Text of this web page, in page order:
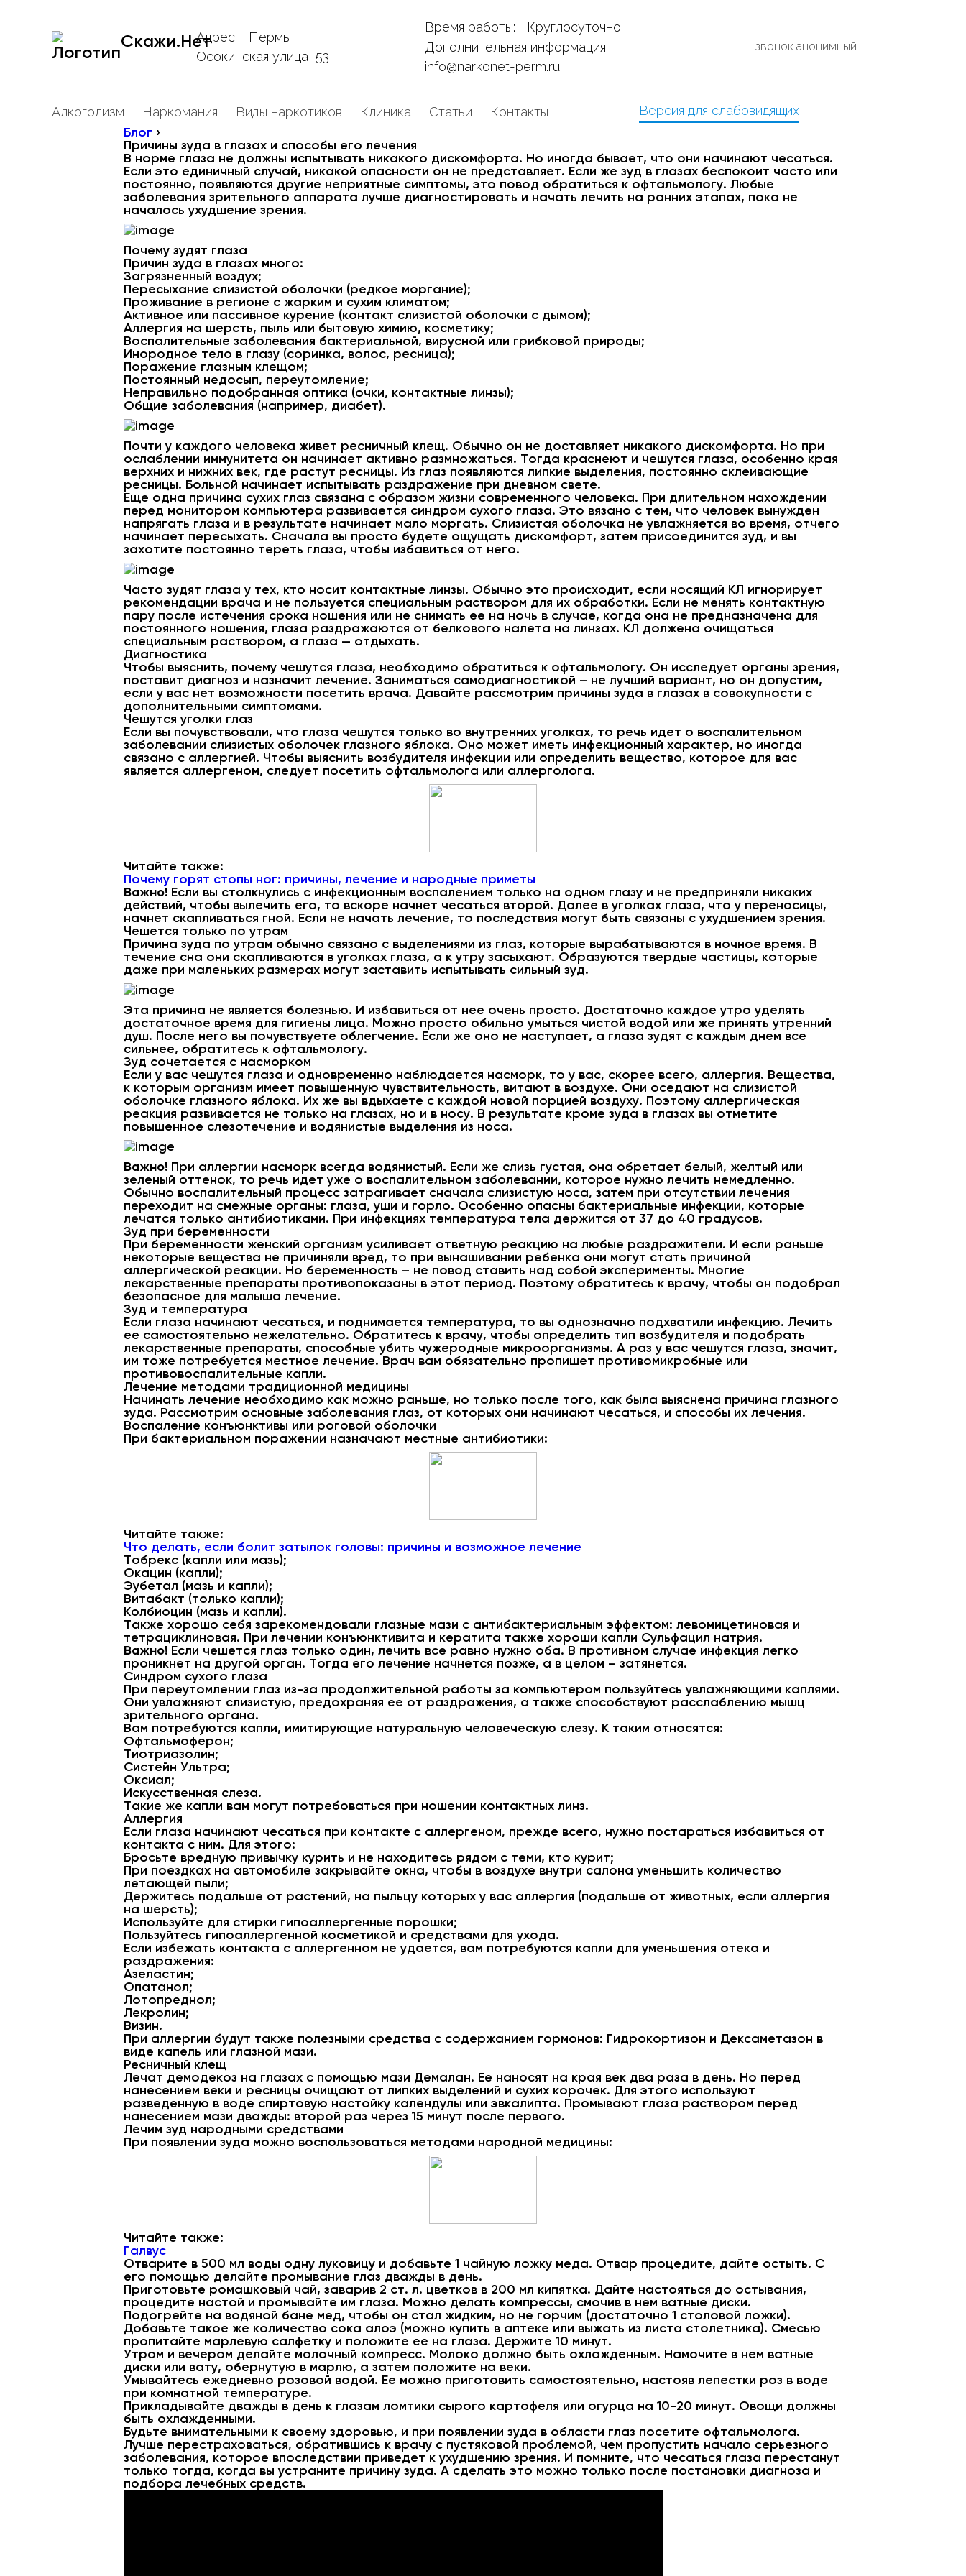
Скажи.НетАдрес:
Пермь
Осокинская улица, 53
Время работы:
Круглосуточно
Дополнительная информация:
info@narkonet-perm.ru
звонок анонимный
Алкоголизм Наркомания Виды наркотиков Клиника Статьи Контакты Версия для слабовидящих
Блог ›
Причины зуда в глазах и способы его лечения
В норме глаза не должны испытывать никакого дискомфорта. Но иногда бывает, что они начинают чесаться.
Если это единичный случай, никакой опасности он не представляет. Если же зуд в глазах беспокоит часто или
постоянно, появляются другие неприятные симптомы, это повод обратиться к офтальмологу. Любые
заболевания зрительного аппарата лучше диагностировать и начать лечить на ранних этапах, пока не
началось ухудшение зрения.
Почему зудят глаза
Причин зуда в глазах много:
Загрязненный воздух;
Пересыхание слизистой оболочки (редкое моргание);
Проживание в регионе с жарким и сухим климатом;
Активное или пассивное курение (контакт слизистой оболочки с дымом);
Аллергия на шерсть, пыль или бытовую химию, косметику;
Воспалительные заболевания бактериальной, вирусной или грибковой природы;
Инородное тело в глазу (соринка, волос, ресница);
Поражение глазным клещом;
Постоянный недосып, переутомление;
Неправильно подобранная оптика (очки, контактные линзы);
Общие заболевания (например, диабет).
Почти у каждого человека живет ресничный клещ. Обычно он не доставляет никакого дискомфорта. Но при
ослаблении иммунитета он начинает активно размножаться. Тогда краснеют и чешутся глаза, особенно края
верхних и нижних век, где растут ресницы. Из глаз появляются липкие выделения, постоянно склеивающие
ресницы. Больной начинает испытывать раздражение при дневном свете.
Еще одна причина сухих глаз связана с образом жизни современного человека. При длительном нахождении
перед монитором компьютера развивается синдром сухого глаза. Это вязано с тем, что человек вынужден
напрягать глаза и в результате начинает мало моргать. Слизистая оболочка не увлажняется во время, отчего
начинает пересыхать. Сначала вы просто будете ощущать дискомфорт, затем присоединится зуд, и вы
захотите постоянно тереть глаза, чтобы избавиться от него.
Часто зудят глаза у тех, кто носит контактные линзы. Обычно это происходит, если носящий КЛ игнорирует
рекомендации врача и не пользуется специальным раствором для их обработки. Если не менять контактную
пару после истечения срока ношения или не снимать ее на ночь в случае, когда она не предназначена для
постоянного ношения, глаза раздражаются от белкового налета на линзах. КЛ должена очищаться
специальным раствором, а глаза — отдыхать.
Диагностика
Чтобы выяснить, почему чешутся глаза, необходимо обратиться к офтальмологу. Он исследует органы зрения,
поставит диагноз и назначит лечение. Заниматься самодиагностикой – не лучший вариант, но он допустим,
если у вас нет возможности посетить врача. Давайте рассмотрим причины зуда в глазах в совокупности с
дополнительными симптомами.
Чешутся уголки глаз
Если вы почувствовали, что глаза чешутся только во внутренних уголках, то речь идет о воспалительном
заболевании слизистых оболочек глазного яблока. Оно может иметь инфекционный характер, но иногда
связано с аллергией. Чтобы выяснить возбудителя инфекции или определить вещество, которое для вас
является аллергеном, следует посетить офтальмолога или аллерголога.
Читайте также:
Почему горят стопы ног: причины, лечение и народные приметы
Важно! Если вы столкнулись с инфекционным воспалением только на одном глазу и не предприняли никаких
действий, чтобы вылечить его, то вскоре начнет чесаться второй. Далее в уголках глаза, что у переносицы,
начнет скапливаться гной. Если не начать лечение, то последствия могут быть связаны с ухудшением зрения.
Чешется только по утрам
Причина зуда по утрам обычно связано с выделениями из глаз, которые вырабатываются в ночное время. В
течение сна они скапливаются в уголках глаза, а к утру засыхают. Образуются твердые частицы, которые
даже при маленьких размерах могут заставить испытывать сильный зуд.
Эта причина не является болезнью. И избавиться от нее очень просто. Достаточно каждое утро уделять
достаточное время для гигиены лица. Можно просто обильно умыться чистой водой или же принять утренний
душ. После него вы почувствуете облегчение. Если же оно не наступает, а глаза зудят с каждым днем все
сильнее, обратитесь к офтальмологу.
Зуд сочетается с насморком
Если у вас чешутся глаза и одновременно наблюдается насморк, то у вас, скорее всего, аллергия. Вещества,
к которым организм имеет повышенную чувствительность, витают в воздухе. Они оседают на слизистой
оболочке глазного яблока. Их же вы вдыхаете с каждой новой порцией воздуху. Поэтому аллергическая
реакция развивается не только на глазах, но и в носу. В результате кроме зуда в глазах вы отметите
повышенное слезотечение и водянистые выделения из носа.
Важно! При аллергии насморк всегда водянистый. Если же слизь густая, она обретает белый, желтый или
зеленый оттенок, то речь идет уже о воспалительном заболевании, которое нужно лечить немедленно.
Обычно воспалительный процесс затрагивает сначала слизистую носа, затем при отсутствии лечения
переходит на смежные органы: глаза, уши и горло. Особенно опасны бактериальные инфекции, которые
лечатся только антибиотиками. При инфекциях температура тела держится от 37 до 40 градусов.
Зуд при беременности
При беременности женский организм усиливает ответную реакцию на любые раздражители. И если раньше
некоторые вещества не причиняли вред, то при вынашивании ребенка они могут стать причиной
аллергической реакции. Но беременность – не повод ставить над собой эксперименты. Многие
лекарственные препараты противопоказаны в этот период. Поэтому обратитесь к врачу, чтобы он подобрал
безопасное для малыша лечение.
Зуд и температура
Если глаза начинают чесаться, и поднимается температура, то вы однозначно подхватили инфекцию. Лечить
ее самостоятельно нежелательно. Обратитесь к врачу, чтобы определить тип возбудителя и подобрать
лекарственные препараты, способные убить чужеродные микроорганизмы. А раз у вас чешутся глаза, значит,
им тоже потребуется местное лечение. Врач вам обязательно пропишет противомикробные или
противовоспалительные капли.
Лечение методами традиционной медицины
Начинать лечение необходимо как можно раньше, но только после того, как была выяснена причина глазного
зуда. Рассмотрим основные заболевания глаз, от которых они начинают чесаться, и способы их лечения.
Воспаление конъюнктивы или роговой оболочки
При бактериальном поражении назначают местные антибиотики:
Читайте также:
Что делать, если болит затылок головы: причины и возможное лечение
Тобрекс (капли или мазь);
Окацин (капли);
Эубетал (мазь и капли);
Витабакт (только капли);
Колбиоцин (мазь и капли).
Также хорошо себя зарекомендовали глазные мази с антибактериальным эффектом: левомицетиновая и
тетрациклиновая. При лечении конъюнктивита и кератита также хороши капли Сульфацил натрия.
Важно! Если чешется глаз только один, лечить все равно нужно оба. В противном случае инфекция легко
проникнет на другой орган. Тогда его лечение начнется позже, а в целом – затянется.
Синдром сухого глаза
При переутомлении глаз из-за продолжительной работы за компьютером пользуйтесь увлажняющими каплями.
Они увлажняют слизистую, предохраняя ее от раздражения, а также способствуют расслаблению мышц
зрительного органа.
Вам потребуются капли, имитирующие натуральную человеческую слезу. К таким относятся:
Офтальмоферон;
Тиотриазолин;
Систейн Ультра;
Оксиал;
Искусственная слеза.
Такие же капли вам могут потребоваться при ношении контактных линз.
Аллергия
Если глаза начинают чесаться при контакте с аллергеном, прежде всего, нужно постараться избавиться от
контакта с ним. Для этого:
Бросьте вредную привычку курить и не находитесь рядом с теми, кто курит;
При поездках на автомобиле закрывайте окна, чтобы в воздухе внутри салона уменьшить количество
летающей пыли;
Держитесь подальше от растений, на пыльцу которых у вас аллергия (подальше от животных, если аллергия
на шерсть);
Используйте для стирки гипоаллергенные порошки;
Пользуйтесь гипоаллергенной косметикой и средствами для ухода.
Если избежать контакта с аллергенном не удается, вам потребуются капли для уменьшения отека и
раздражения:
Азеластин;
Опатанол;
Лотопреднол;
Лекролин;
Визин.
При аллергии будут также полезными средства с содержанием гормонов: Гидрокортизон и Дексаметазон в
виде капель или глазной мази.
Ресничный клещ
Лечат демодекоз на глазах с помощью мази Демалан. Ее наносят на края век два раза в день. Но перед
нанесением веки и ресницы очищают от липких выделений и сухих корочек. Для этого используют
разведенную в воде спиртовую настойку календулы или эвкалипта. Промывают глаза раствором перед
нанесением мази дважды: второй раз через 15 минут после первого.
Лечим зуд народными средствами
При появлении зуда можно воспользоваться методами народной медицины:
Читайте также:
Галвус
Отварите в 500 мл воды одну луковицу и добавьте 1 чайную ложку меда. Отвар процедите, дайте остыть. С
его помощью делайте промывание глаз дважды в день.
Приготовьте ромашковый чай, заварив 2 ст. л. цветков в 200 мл кипятка. Дайте настояться до остывания,
процедите настой и промывайте им глаза. Можно делать компрессы, смочив в нем ватные диски.
Подогрейте на водяной бане мед, чтобы он стал жидким, но не горчим (достаточно 1 столовой ложки).
Добавьте такое же количество сока алоэ (можно купить в аптеке или выжать из листа столетника). Смесью
пропитайте марлевую салфетку и положите ее на глаза. Держите 10 минут.
Утром и вечером делайте молочный компресс. Молоко должно быть охлажденным. Намочите в нем ватные
диски или вату, обернутую в марлю, а затем положите на веки.
Умывайтесь ежедневно розовой водой. Ее можно приготовить самостоятельно, настояв лепестки роз в воде
при комнатной температуре.
Прикладывайте дважды в день к глазам ломтики сырого картофеля или огурца на 10-20 минут. Овощи должны
быть охлажденными.
Будьте внимательными к своему здоровью, и при появлении зуда в области глаз посетите офтальмолога.
Лучше перестраховаться, обратившись к врачу с пустяковой проблемой, чем пропустить начало серьезного
заболевания, которое впоследствии приведет к ухудшению зрения. И помните, что чесаться глаза перестанут
только тогда, когда вы устраните причину зуда. А сделать это можно только после постановки диагноза и
подбора лечебных средств.